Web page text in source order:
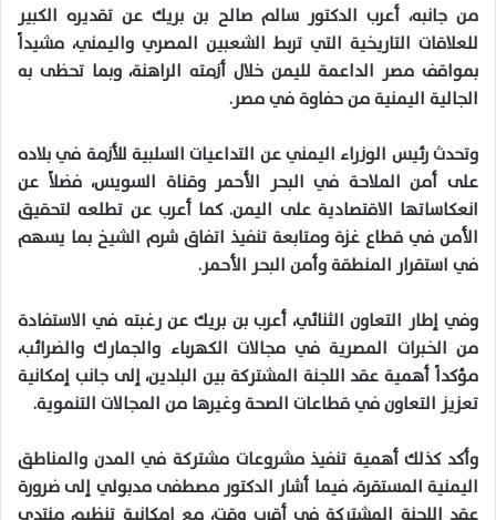
من جانبه، أعرب الدكتور سالم صالح بن بريك عن تقديره الكبير
للعلاقات التاريخية التي تربط الشعبين المصري واليمني، مشيداً
بمواقف مصر الداعمة لليمن خلال أزمته الراهنة، وبما تحظى به
الجالية اليمنية من حفاوة في مصر.
وتحدث رئيس الوزراء اليمني عن التداعيات السلبية للأزمة في بلاده
على أمن الملاحة في البحر الأحمر وقناة السويس، فضلاً عن
انعكاساتها الاقتصادية على اليمن. كما أعرب عن تطلعه لتحقيق
الأمن في قطاع غزة ومتابعة تنفيذ اتفاق شرم الشيخ بما يسهم
في استقرار المنطقة وأمن البحر الأحمر.
وفي إطار التعاون الثنائي، أعرب بن بريك عن رغبته في الاستفادة
من الخبرات المصرية في مجالات الكهرباء والجمارك والضرائب،
مؤكداً أهمية عقد اللجنة المشتركة بين البلدين، إلى جانب إمكانية
تعزيز التعاون في قطاعات الصحة وغيرها من المجالات التنموية.
وأكد كذلك أهمية تنفيذ مشروعات مشتركة في المدن والمناطق
اليمنية المستقرة، فيما أشار الدكتور مصطفى مدبولي إلى ضرورة